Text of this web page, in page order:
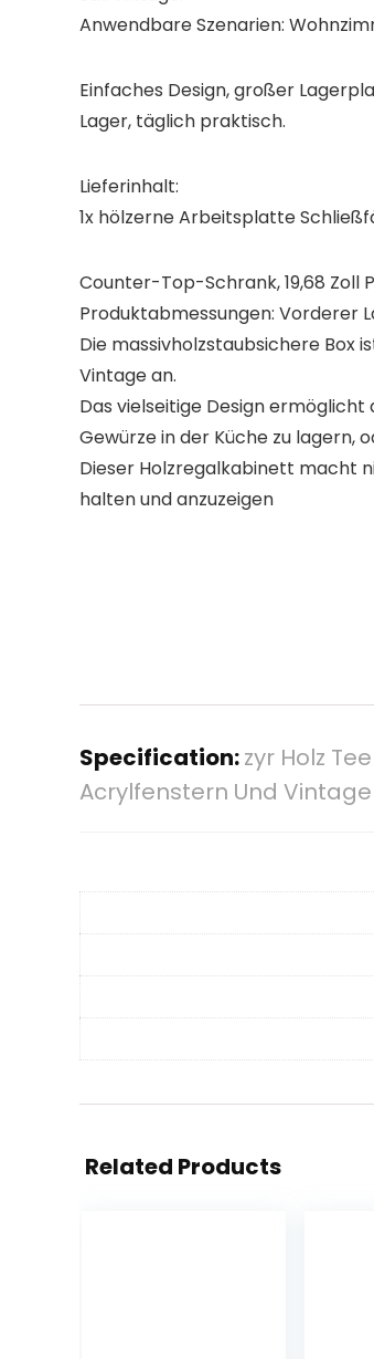
Anwendbare Szenarien:
Einfaches Design, großer
Lager, täglich praktisch.
Lieferinhalt:
1x hölzerne Arbeitsplatte
Counter-Top-Schrank, 19,68
Produktabmessungen: Vorderer
Die massivholzstaubsichere Box
Vintage an.
Das vielseitige Design
Gewürze in der Küche zu lagern,
Dieser Holzregalkabinett macht
halten und anzuzeigen
Specification:zyr Holz
Acrylfenstern Und
Related Products